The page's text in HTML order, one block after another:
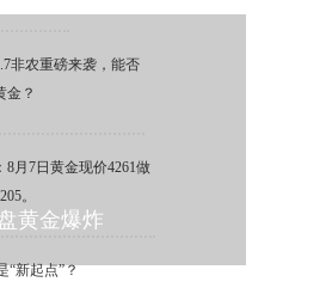
非农重磅来袭，能否
金？
8月7日黄金现价4261做
。
“新起点”？
黄金爆炸